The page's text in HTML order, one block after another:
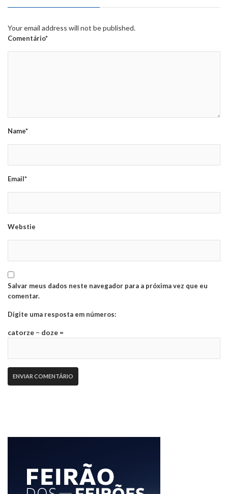
Your email address will not be published.
Comentário*
Name*
Email*
Webstie
Salvar meus dados neste navegador para a próxima vez que eu
comentar.
Digite uma resposta em números:
catorze − doze =